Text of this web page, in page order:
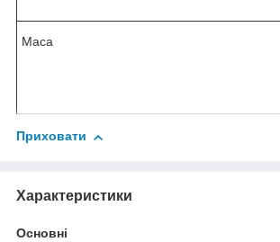
Маса
Приховати
Характеристики
Основні